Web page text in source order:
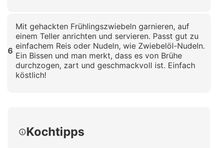
6
Mit gehackten Frühlingszwiebeln garnieren, auf
einem Teller anrichten und servieren. Passt gut zu
einfachem Reis oder Nudeln, wie Zwiebelöl-Nudeln.
Ein Bissen und man merkt, dass es von Brühe
durchzogen, zart und geschmackvoll ist. Einfach
köstlich!
Kochtipps